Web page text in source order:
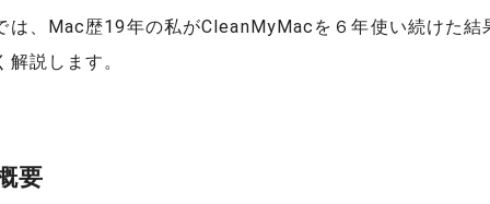
は、Mac歴19年の私がCleanMyMacを６年使い続けた結
解説します。
要